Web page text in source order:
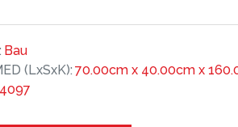
Bau
(LxSxK): 70.00cm x 40.00cm x